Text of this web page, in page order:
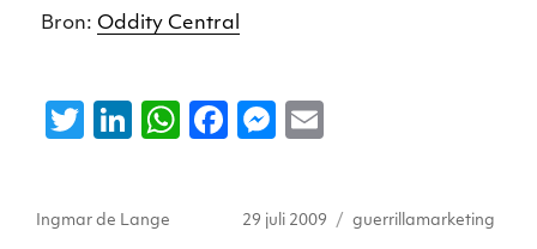
Bron: Oddity Central
T
te
Li
e
W F
e
M
e
l
Auteur
Ingmar de Lange
Geplaatst
29 juli 2009 Tags
guerrillamarketing